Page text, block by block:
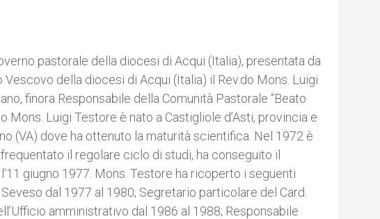
pastorale della diocesi di Acqui (Italia), presentata da
della diocesi di Acqui (Italia) il Rev.do Mons. Luigi
finora Responsabile della Comunità Pastorale “Beato
Mons. Luigi Testore è nato a Castigliole d’Asti, provincia e
(VA) dove ha ottenuto la maturità scientifica. Nel 1972 è
il regolare ciclo di studi, ha conseguito il
giugno 1977. Mons. Testore ha ricoperto i seguenti
dal 1977 al 1980; Segretario particolare del Card.
amministrativo dal 1986 al 1988; Responsabile